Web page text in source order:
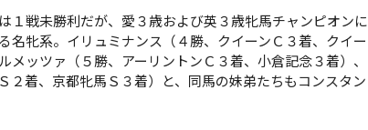
１戦未勝利だが、愛３歳および英３歳牝馬チャンピオンに
名牝系。イリュミナンス（４勝、クイーンＣ３着、クイー
ッツァ（５勝、アーリントンＣ３着、小倉記念３着）、
２着、京都牝馬Ｓ３着）と、同馬の妹弟たちもコンスタン